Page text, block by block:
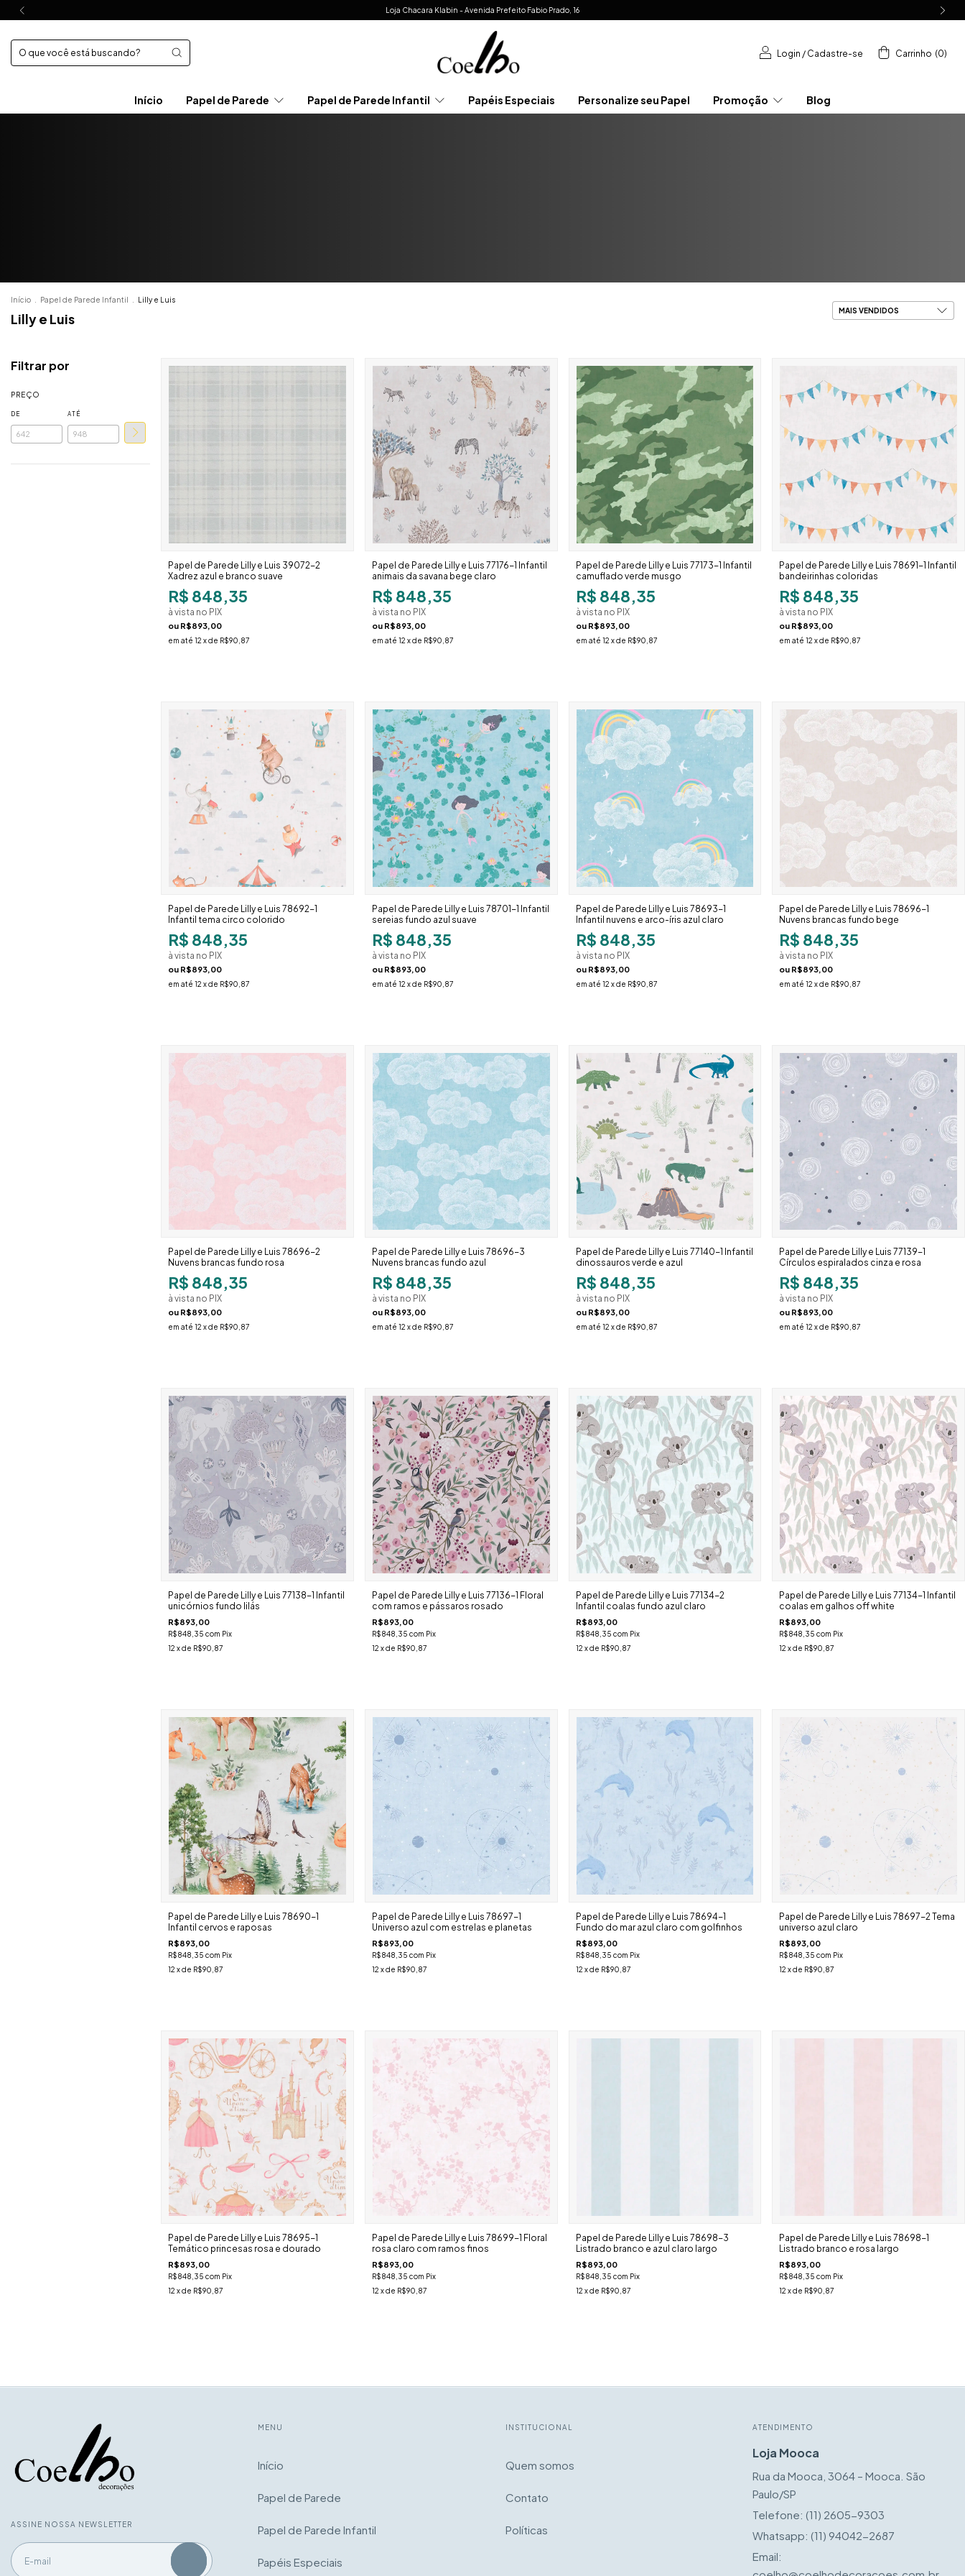
Loja Chacara Klabin - Avenida Prefeito Fabio Prado, 16
Login / Cadastre-se Carrinho (0)
Início Papel de Parede Papel de Parede Infantil Papéis Especiais Personalize seu Papel Promoção Blog
Início Papel de Parede Infantil Lilly e Luis
Lilly e Luis
Filtrar por
PREÇO
DE ATÉ
Papel de Parede Lilly e Luis 39072-2
Xadrez azul e branco suave
R$ 848,35
à vista no PIX
ou R$893,00
em até 12 x de R$90,87
Papel de Parede Lilly e Luis 77176-1 Infantil
animais da savana bege claro
R$ 848,35
à vista no PIX
ou R$893,00
em até 12 x de R$90,87
Papel de Parede Lilly e Luis 77173-1 Infantil
camuflado verde musgo
R$ 848,35
à vista no PIX
ou R$893,00
em até 12 x de R$90,87
Papel de Parede Lilly e Luis 78691-1 Infantil
bandeirinhas coloridas
R$ 848,35
à vista no PIX
ou R$893,00
em até12 x de R$90,87
Papel de Parede Lilly e Luis 78692-1
Infantil tema circo colorido
R$ 848,35
à vista no PIX
ou R$893,00
em até 12 x de R$90,87
Papel de Parede Lilly e Luis 78701-1 Infantil
sereias fundo azul suave
R$ 848,35
à vista no PIX
ou R$893,00
em até 12 x de R$90,87
Papel de Parede Lilly e Luis 78693-1
Infantil nuvens e arco-íris azul claro
R$ 848,35
à vista no PIX
ou R$893,00
em até 12 x de R$90,87
Papel de Parede Lilly e Luis 78696-1
Nuvens brancas fundo bege
R$ 848,35
à vista no PIX
ou R$893,00
em até12 x de R$90,87
Papel de Parede Lilly e Luis 78696-2
Nuvens brancas fundo rosa
R$ 848,35
à vista no PIX
ou R$893,00
em até 12 x de R$90,87
Papel de Parede Lilly e Luis 78696-3
Nuvens brancas fundo azul
R$ 848,35
à vista no PIX
ou R$893,00
em até 12 x de R$90,87
Papel de Parede Lilly e Luis 77140-1 Infantil
dinossauros verde e azul
R$ 848,35
à vista no PIX
ou R$893,00
em até 12 x de R$90,87
Papel de Parede Lilly e Luis 77139-1
Círculos espiralados cinza e rosa
R$ 848,35
à vista no PIX
ou R$893,00
em até12 x de R$90,87
Papel de Parede Lilly e Luis 77138-1 Infantil
unicórnios fundo lilás
R$893,00
R$848,35 com Pix
12 x de R$90,87
Papel de Parede Lilly e Luis 77136-1 Floral
com ramos e pássaros rosado
R$893,00
R$848,35 com Pix
12 x de R$90,87
Papel de Parede Lilly e Luis 77134-2
Infantil coalas fundo azul claro
R$893,00
R$848,35 com Pix
12 x de R$90,87
Papel de Parede Lilly e Luis 77134-1 Infantil
coalas em galhos off white
R$893,00
R$848,35com Pix
12 x de R$90,87
Papel de Parede Lilly e Luis 78690-1
Infantil cervos e raposas
R$893,00
R$848,35 com Pix
12 x de R$90,87
Papel de Parede Lilly e Luis 78697-1
Universo azul com estrelas e planetas
R$893,00
R$848,35 com Pix
12 x de R$90,87
Papel de Parede Lilly e Luis 78694-1
Fundo do mar azul claro com golfinhos
R$893,00
R$848,35 com Pix
12 x de R$90,87
Papel de Parede Lilly e Luis 78697-2 Tema
universo azul claro
R$893,00
R$848,35com Pix
12 x de R$90,87
Papel de Parede Lilly e Luis 78695-1
Temático princesas rosa e dourado
R$893,00
R$848,35 com Pix
12 x de R$90,87
Papel de Parede Lilly e Luis 78699-1 Floral
rosa claro com ramos finos
R$893,00
R$848,35 com Pix
12 x de R$90,87
Papel de Parede Lilly e Luis 78698-3
Listrado branco e azul claro largo
R$893,00
R$848,35 com Pix
12 x de R$90,87
Papel de Parede Lilly e Luis 78698-1
Listrado branco e rosa largo
R$893,00
R$848,35com Pix
12 x de R$90,87
ASSINE NOSSA NEWSLETTER
MENU
Início
Papel de Parede
Papel de Parede Infantil
Papéis Especiais
INSTITUCIONAL
Quem somos
Contato
Políticas
ATENDIMENTO
Loja Mooca
Rua da Mooca, 3064 – Mooca. São
Paulo/SP
Telefone: (11) 2605-9303
Whatsapp: (11) 94042-2687
Email: